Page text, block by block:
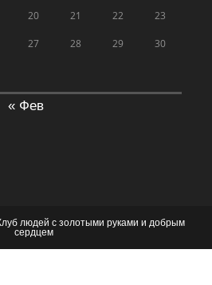
20 21 22 23
27 28 29 30
« Фев
людей с золотыми руками и добрым
сердцем